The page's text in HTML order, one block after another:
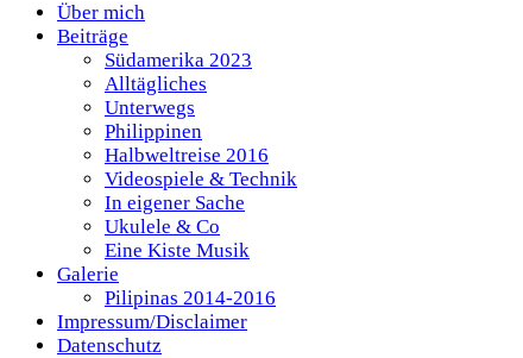
Über mich
Beiträge
Südamerika 2023
Alltägliches
Unterwegs
Philippinen
Halbweltreise 2016
Videospiele & Technik
In eigener Sache
Ukulele & Co
Eine Kiste Musik
Galerie
Pilipinas 2014-2016
Impressum/Disclaimer
Datenschutz